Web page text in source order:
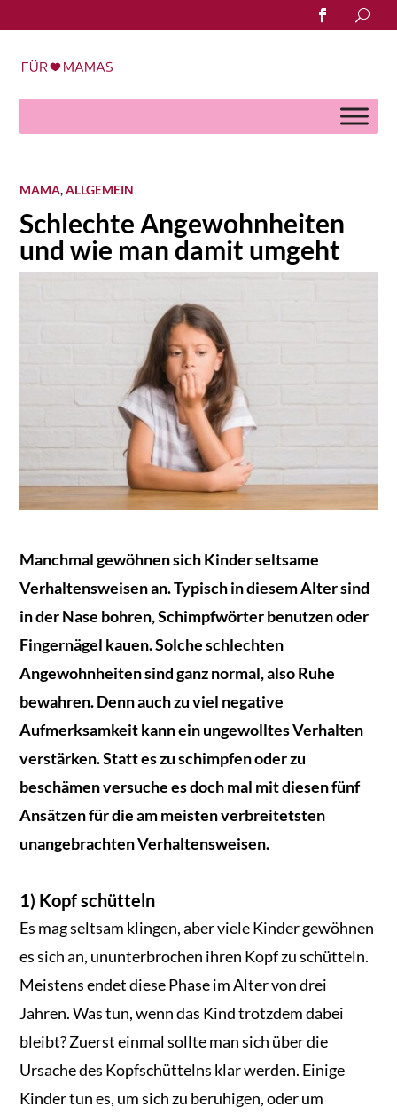
Search
for:
MAMA,ALLGEMEIN
Schlechte Angewohnheiten
und wie man damit umgeht
Manchmal gewöhnen sich Kinder seltsame
Verhaltensweisen an. Typisch in diesem Alter sind
in der Nase bohren, Schimpfwörter benutzen oder
Fingernägel kauen. Solche schlechten
Angewohnheiten sind ganz normal, also Ruhe
bewahren. Denn auch zu viel negative
Aufmerksamkeit kann ein ungewolltes Verhalten
verstärken. Statt es zu schimpfen oder zu
beschämen versuche es doch mal mit diesen fünf
Ansätzen für die am meisten verbreitetsten
unangebrachten Verhaltensweisen.
1) Kopf schütteln
Es mag seltsam klingen, aber viele Kinder gewöhnen
es sich an, ununterbrochen ihren Kopf zu schütteln.
Meistens endet diese Phase im Alter von drei
Jahren. Was tun, wenn das Kind trotzdem dabei
bleibt? Zuerst einmal sollte man sich über die
Ursache des Kopfschüttelns klar werden. Einige
Kinder tun es, um sich zu beruhigen, oder um